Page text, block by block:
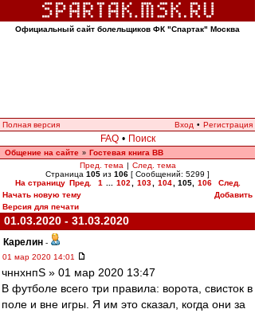
Официальный сайт болельщиков ФК "Спартак" Москва
Полная версия Вход • Регистрация
FAQ • Поиск
Общение на сайте » Гостевая книга ВВ
Пред. тема | След. тема
Страница 105 из 106 [ Сообщений: 5299 ]
На страницу Пред. 1 102 103 104 105, 106
След.
Начать новую тему
Добавить
Версия для печати
01.03.2020 - 31.03.2020
Карелин -
01 мар 2020 14:01
чннхнпS » 01 мар 2020 13:47
В футболе всего три правила: ворота, свисток в
поле и вне игры. Я им это сказал, когда они за